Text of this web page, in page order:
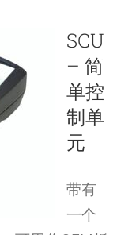
SCU
– 简
单控
制单
元
带有
一个